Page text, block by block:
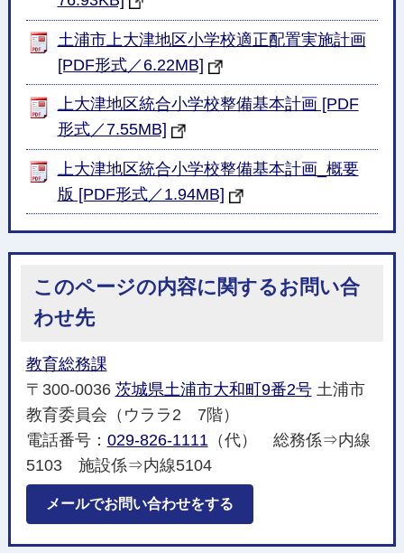
土浦市上大津地区小学校適正配置実施計画
[PDF形式／6.22MB]
上大津地区統合小学校整備基本計画 [PDF
形式／7.55MB]
上大津地区統合小学校整備基本計画_概要
版 [PDF形式／1.94MB]
このページの内容に関するお問い合
わせ先
教育総務課
〒300-0036 茨城県土浦市大和町9番2号土浦市
教育委員会（ウララ2 7階）
電話番号： 029-826-1111 （代） 総務係⇒内線
5103 施設係⇒内線5104
メールでお問い合わせをする